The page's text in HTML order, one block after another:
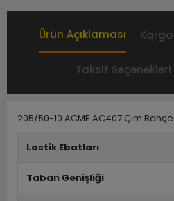
Ürün Açıklaması
Taksit Seçenekleri
205/50-10 ACME AC407 Çim
Lastik Ebatları
Taban Genişliği